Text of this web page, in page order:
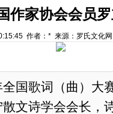
作家协会会员
作者：* 来源：罗氏文化
国歌词（曲）大
文诗学会会长，